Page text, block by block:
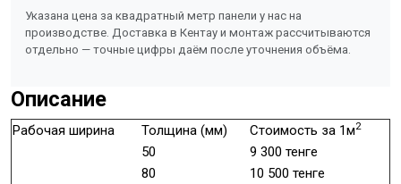
Указана цена за квадратный метр панели у нас на
производстве. Доставка в Кентау и монтаж рассчитываются
отдельно — точные цифры даём после уточнения объёма.
Описание
Рабочая ширина Толщина (мм) Стоимость за 1м2
50
9 300 тенге
80
10 500 тенге